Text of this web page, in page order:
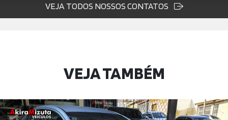
VEJA TODOS NOSSOS CONTATOS
VEJA TAMBÉM